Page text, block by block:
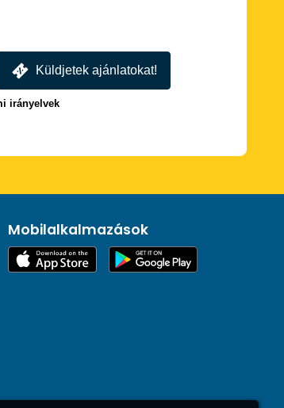
Küldjetek ajánlatokat!
irányelvek
Mobilalkalmazások